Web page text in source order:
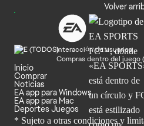
Volver
Interacción de usuarios
Compras dentro del
Inicio
Comprar
Noticias
EA app para Windows
EA app para Mac
Deportes Juegos
* Sujeto a otras condiciones y